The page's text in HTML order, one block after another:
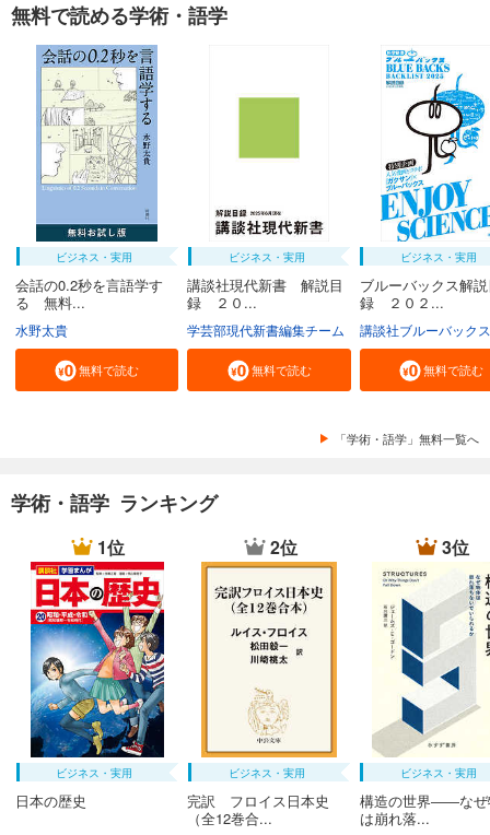
無料で読める学術・語学
ビジネス・実用
会話の0.2秒を言語学す
る 無料...
水野太貴
無料で読む
ビジネス・実用
講談社現代新書 解説目
録 ２０...
学芸部現代新書編集チーム
無料で読む
ビジネス・実用
ブルーバックス解
録 ２０２...
講談社ブルーバックス
無料で読む
「学術・語学」無料一覧へ
学術・語学 ランキング
1位
ビジネス・実用
日本の歴史
2位
ビジネス・実用
完訳 フロイス日本史
（全12巻合...
3位
ビジネス・実用
構造の世界――なぜ
は崩れ落...